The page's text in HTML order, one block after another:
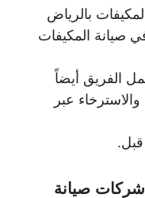
بالرياض
صيانة المكيفات
الفريق أيضاً
عبر
صيانة